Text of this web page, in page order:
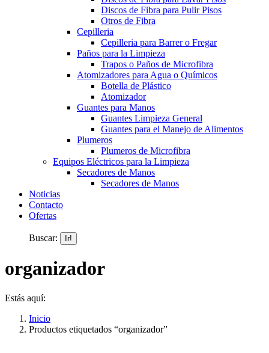
Discos de Fibra para Pulir Pisos
Otros de Fibra
Cepilleria
Cepilleria para Barrer o Fregar
Paños para la Limpieza
Trapos o Paños de Microfibra
Atomizadores para Agua o Químicos
Botella de Plástico
Atomizador
Guantes para Manos
Guantes Limpieza General
Guantes para el Manejo de Alimentos
Plumeros
Plumeros de Microfibra
Equipos Eléctricos para la Limpieza
Secadores de Manos
Secadores de Manos
Noticias
Contacto
Ofertas
Buscar:
organizador
Estás aquí:
Inicio
Productos etiquetados “organizador”